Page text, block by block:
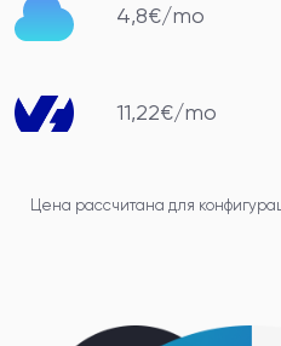
4,8€/mo
11,22€/mo
Цена рассчитана для